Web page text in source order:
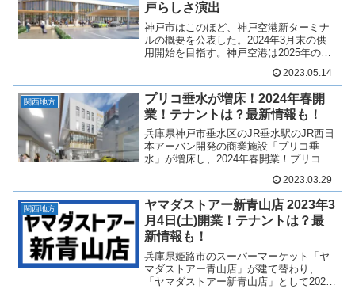
戸らしさ演出
神戸市はこのほど、神戸空港新ターミナ
ルの概要を公表した。2024年3月末の供
用開始を目指す。神戸空港は2025年の大
を見据え、新たな神戸の空の玄関口にふ
さわしい国内・国際一体型ターミナルの
整備事業を進めて...
2023.05.14
関西地方
プリコ垂水が増床！2024年春開
業！テナントは？最新情報も！
兵庫県神戸市垂水区のJR垂水駅のJR西日
本アーバン開発の商業施設「プリコ垂
水」が増床し、2024年春開業！プリコ垂
した商業施設へと進化します！そんな、
プリコ垂水の増床・リニューアルについ
てどのような商業...
2023.03.29
関西地方
ヤマダストアー新青山店 2023年3
月4日(土)開業！テナントは？最
新情報も！
兵庫県姫路市のスーパーマーケット「ヤ
マダストアー青山店」が建て替わり、
「ヤマダストアー新青山店」として2023